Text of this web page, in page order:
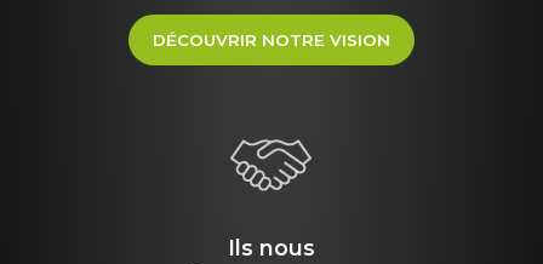
DÉCOUVRIR NOTRE VISION
Ils nous